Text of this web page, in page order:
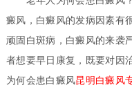
癜风，白癜风的发病因素有
顽固白斑病，白癜风的来袭
者想要早日康复，既要对因
为何会患白癜风昆明白癜风